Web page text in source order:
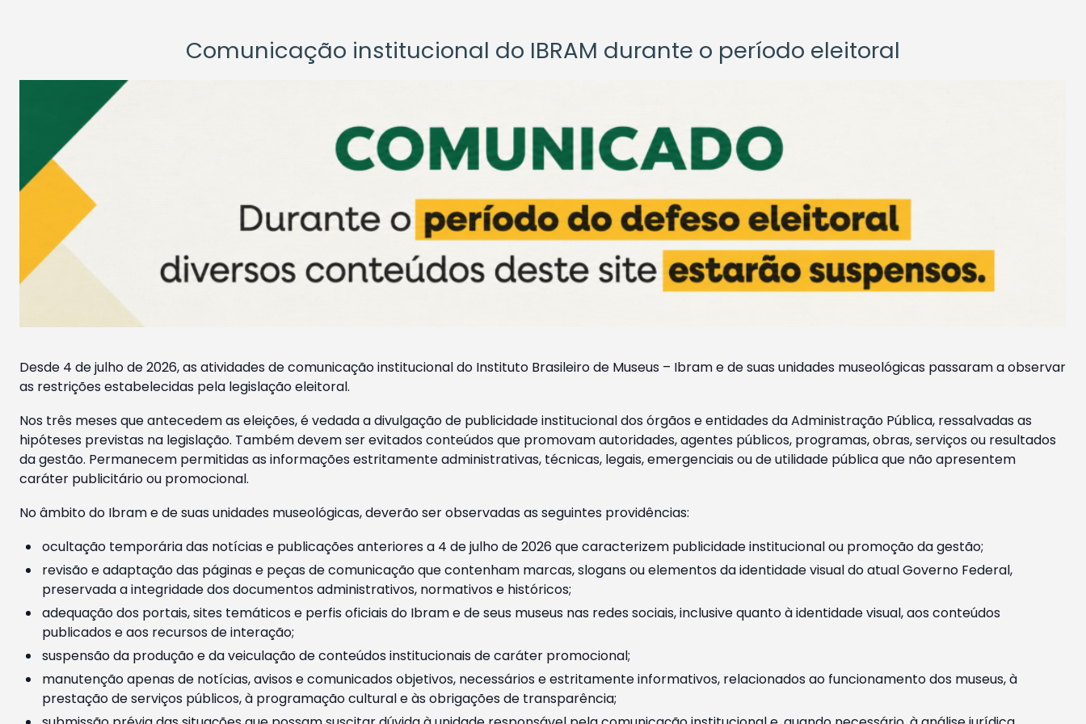
Comunicação institucional do IBRAM durante o período eleitoral
Desde 4 de julho de 2026, as atividades de comunicação institucional do Instituto Brasileiro de Museus – Ibram e de suas unidades museológicas passaram a observar
as restrições estabelecidas pela legislação eleitoral.
Nos três meses que antecedem as eleições, é vedada a divulgação de publicidade institucional dos órgãos e entidades da Administração Pública, ressalvadas as
hipóteses previstas na legislação. Também devem ser evitados conteúdos que promovam autoridades, agentes públicos, programas, obras, serviços ou resultados
da gestão. Permanecem permitidas as informações estritamente administrativas, técnicas, legais, emergenciais ou de utilidade pública que não apresentem
caráter publicitário ou promocional.
No âmbito do Ibram e de suas unidades museológicas, deverão ser observadas as seguintes providências:
ocultação temporária das notícias e publicações anteriores a 4 de julho de 2026 que caracterizem publicidade institucional ou promoção da gestão;
revisão e adaptação das páginas e peças de comunicação que contenham marcas, slogans ou elementos da identidade visual do atual Governo Federal,
preservada a integridade dos documentos administrativos, normativos e históricos;
adequação dos portais, sites temáticos e perfis oficiais do Ibram e de seus museus nas redes sociais, inclusive quanto à identidade visual, aos conteúdos
publicados e aos recursos de interação;
suspensão da produção e da veiculação de conteúdos institucionais de caráter promocional;
manutenção apenas de notícias, avisos e comunicados objetivos, necessários e estritamente informativos, relacionados ao funcionamento dos museus, à
prestação de serviços públicos, à programação cultural e às obrigações de transparência;